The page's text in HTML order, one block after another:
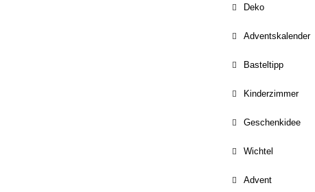
Deko
Adventskalender
Basteltipp
Kinderzimmer
Geschenkidee
Wichtel
Advent